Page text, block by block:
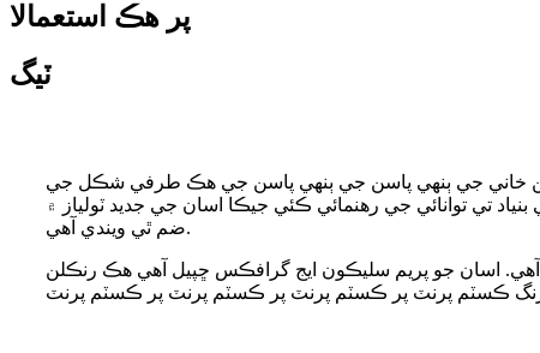
پر هڪ استعمالا
ٽيگ
خاني جي ٻنهي پاسن جي ٻنهي پاسن جي هڪ طرفي شڪل جي
تي توانائي جي رهنمائي ڪئي جيڪا اسان جي جديد ٽولياز ۾
ضم ٿي ويندي آهي.
آهي. اسان جو پريم سليڪون ايج گرافڪس ڇپيل آهي هڪ رنڪلن